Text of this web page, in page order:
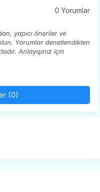
0 Yorumlar
yapıcı öneriler ve
Yorumlar denetlendikten
Anlayışınız için
(0)